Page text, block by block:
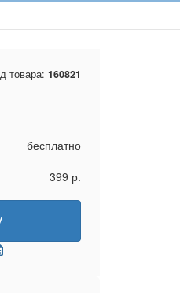
товара: 160821
бесплатно
399 р.